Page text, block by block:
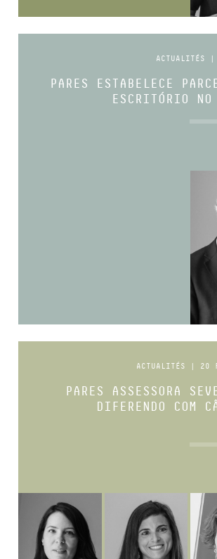
ACTUALITÉS
PARES ESTABELECE
ESCRITÓRIO NO
ACTUALITÉS | 20
PARES ASSESSORA
DIFERENDO COM